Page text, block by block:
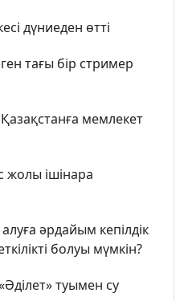
дүниеден өтті
тағы бір стример
мемлекет
жолы ішінара
әрдайым кепілдік
болуы мүмкін?
туымен су